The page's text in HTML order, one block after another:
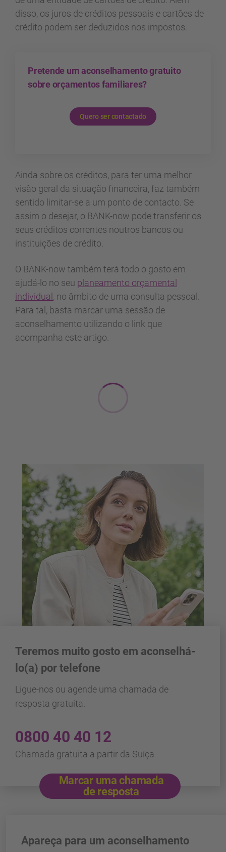
disso, os juros de créditos pessoais e cartões de
crédito podem ser deduzidos nos impostos.
Pretende um aconselhamento gratuito
sobre orçamentos familiares?
Quero ser contactado
Ainda sobre os créditos, para ter uma melhor
visão geral da situação financeira, faz também
sentido limitar-se a um ponto de contacto. Se
assim o desejar, o BANK-now pode transferir os
seus créditos correntes noutros bancos ou
instituições de crédito.
O BANK-now também terá todo o gosto em
ajudá-lo no seu planeamento orçamental
individual , no âmbito de uma consulta pessoal.
Para tal, basta marcar uma sessão de
aconselhamento utilizando o link que
acompanha este artigo.
Teremos muito gosto em aconselhá-
lo(a) por telefone
Ligue-nos ou agende uma chamada de
resposta gratuita.
0800 40 40 12
Chamada gratuita a partir da Suíça
Marcar uma chamada
de resposta
Apareça para um aconselhamento